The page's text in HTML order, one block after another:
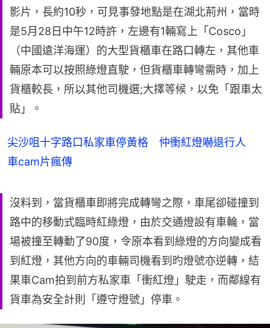
影片，長約10秒，可見事發地點是在湖北荊州，當時
是5月28日中午12時許，左邊有1輛寫上「Cosco」
（中國遠洋海運）的大型貨櫃車在路口轉左，其他車
輛原本可以按照綠燈直駛，但貨櫃車轉彎需時，加上
貨櫃較長，所以其他司機選;大擇等候，以免「跟車太
貼」。
尖沙咀十字路口私家車停黃格 仲衝紅燈嚇退行人
車cam片瘋傳
沒料到，當貨櫃車即將完成轉彎之際，車尾卻碰撞到
路中的移動式臨時紅綠燈‌，由於交通燈設有車輪，當
場被撞至轉動了90度，令原本看到綠燈的方向變成看
到紅燈，其他方向的車輛司機看到旳燈號亦逆轉，結
果車Cam拍到前方私家車「衝紅燈」駛走，而鄰線有
貨車為安全計則「遵守燈號」停車。